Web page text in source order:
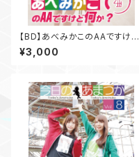
【BD】あべみかこのAAですけど
何か？Vol.4
¥3,000